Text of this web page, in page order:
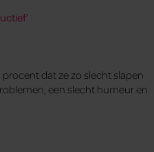
‘
dat ze zo slecht slapen
een slecht humeur en